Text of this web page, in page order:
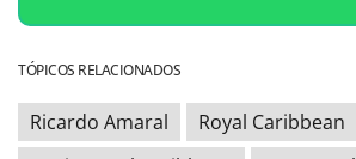
TÓPICOS RELACIONADOS
Ricardo Amaral
Royal Caribbean